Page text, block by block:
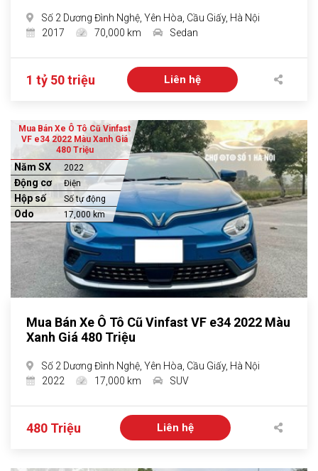
Số 2 Dương Đình Nghệ, Yên Hòa, Cầu Giấy, Hà Nội
2017
70,000 km Sedan
1 tỷ 50 triệu Liên hệ
Mua Bán Xe Ô Tô Cũ Vinfast
VF e34 2022 Màu Xanh Giá
480 Triệu
Năm SX 2022
Động cơ Điện
Hộp số Số tự động
Odo 17,000 km
Mua Bán Xe Ô Tô Cũ Vinfast VF e34 2022 Màu
Xanh Giá 480 Triệu
Số 2 Dương Đình Nghệ, Yên Hòa, Cầu Giấy, Hà Nội
2022
17,000 km SUV
480 Triệu Liên hệ